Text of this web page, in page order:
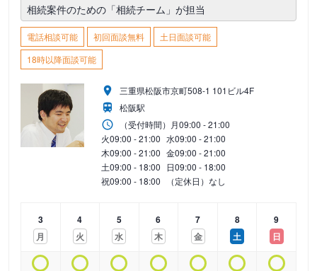
相続案件のための「相続チーム」が担当
電話相談可能 初回面談無料
土日面談可能
18時以降面談可能
三重県松阪市京町508-1 101ビル4F
松阪駅
（受付時間） 月09:00 - 21:00
火09:00 - 21:00 水09:00 - 21:00
木09:00 - 21:00 金09:00 - 21:00
土09:00 - 18:00 日09:00 - 18:00
祝09:00 - 18:00 （定休日）なし
3
月
4
火
5
水
6
木
7
金
8
土
9
日